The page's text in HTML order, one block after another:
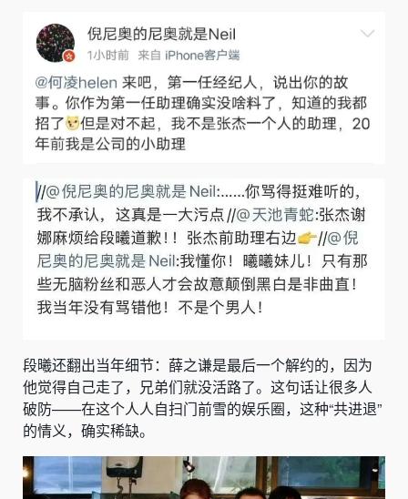
段曦还翻出当年细节：薛之谦是最后一个解约的，因为
他觉得自己走了，兄弟们就没活路了。这句话让很多人
破防——在这个人人自扫门前雪的娱乐圈，这种“共进退”
的情义，确实稀缺。